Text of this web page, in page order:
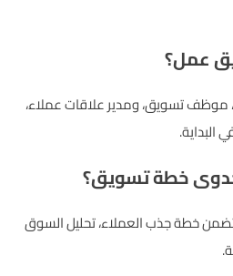
عمل؟
تسويق، ومدير علاقات عملاء،
البداية.
خطة تسويق؟
خطة جذب العملاء، تحليل السوق